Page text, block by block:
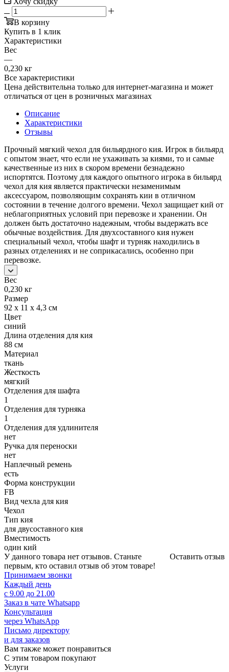
В корзину
Купить в 1 клик
Характеристики
Вес
—
0,230 кг
Все характеристики
Цена действительна только для интернет-магазина и может
отличаться от цен в розничных магазинах
Описание
Характеристики
Отзывы
Прочный мягкий чехол для бильярдного кия. Игрок в бильярд
с опытом знает, что если не ухаживать за киями, то и самые
качественные из них в скором времени безнадежно
испортятся. Поэтому для каждого опытного игрока в бильярд
чехол для кия является практически незаменимым
аксессуаром, позволяющим сохранять кии в отличном
состоянии в течение долгого времени. Чехол защищает кий от
неблагоприятных условий при перевозке и хранении. Он
должен быть достаточно надежным, чтобы выдержать все
обычные воздействия. Для двухсоставного кия нужен
специальный чехол, чтобы шафт и турняк находились в
разных отделениях и не соприкасались, особенно при
перевозке.
Вес
0,230 кг
Размер
92 x 11 x 4,3 см
Цвет
синий
Длина отделения для кия
88 см
Материал
ткань
Жесткость
мягкий
Отделения для шафта
1
Отделения для турняка
1
Отделения для удлинителя
нет
Ручка для переноски
нет
Наплечный ремень
есть
Форма конструкции
FB
Вид чехла для кия
Чехол
Тип кия
для двусоставного кия
Вместимость
один кий
Оставить отзыв
У данного товара нет отзывов. Станьте
первым, кто оставил отзыв об этом товаре!
Принимаем звонки
Каждый день
с 9.00 до 21.00
Заказ в чате Whatsapp
Консультация
через WhatsApp
Письмо директору
и для заказов
Вам также может понравиться
С этим товаром покупают
Услуги